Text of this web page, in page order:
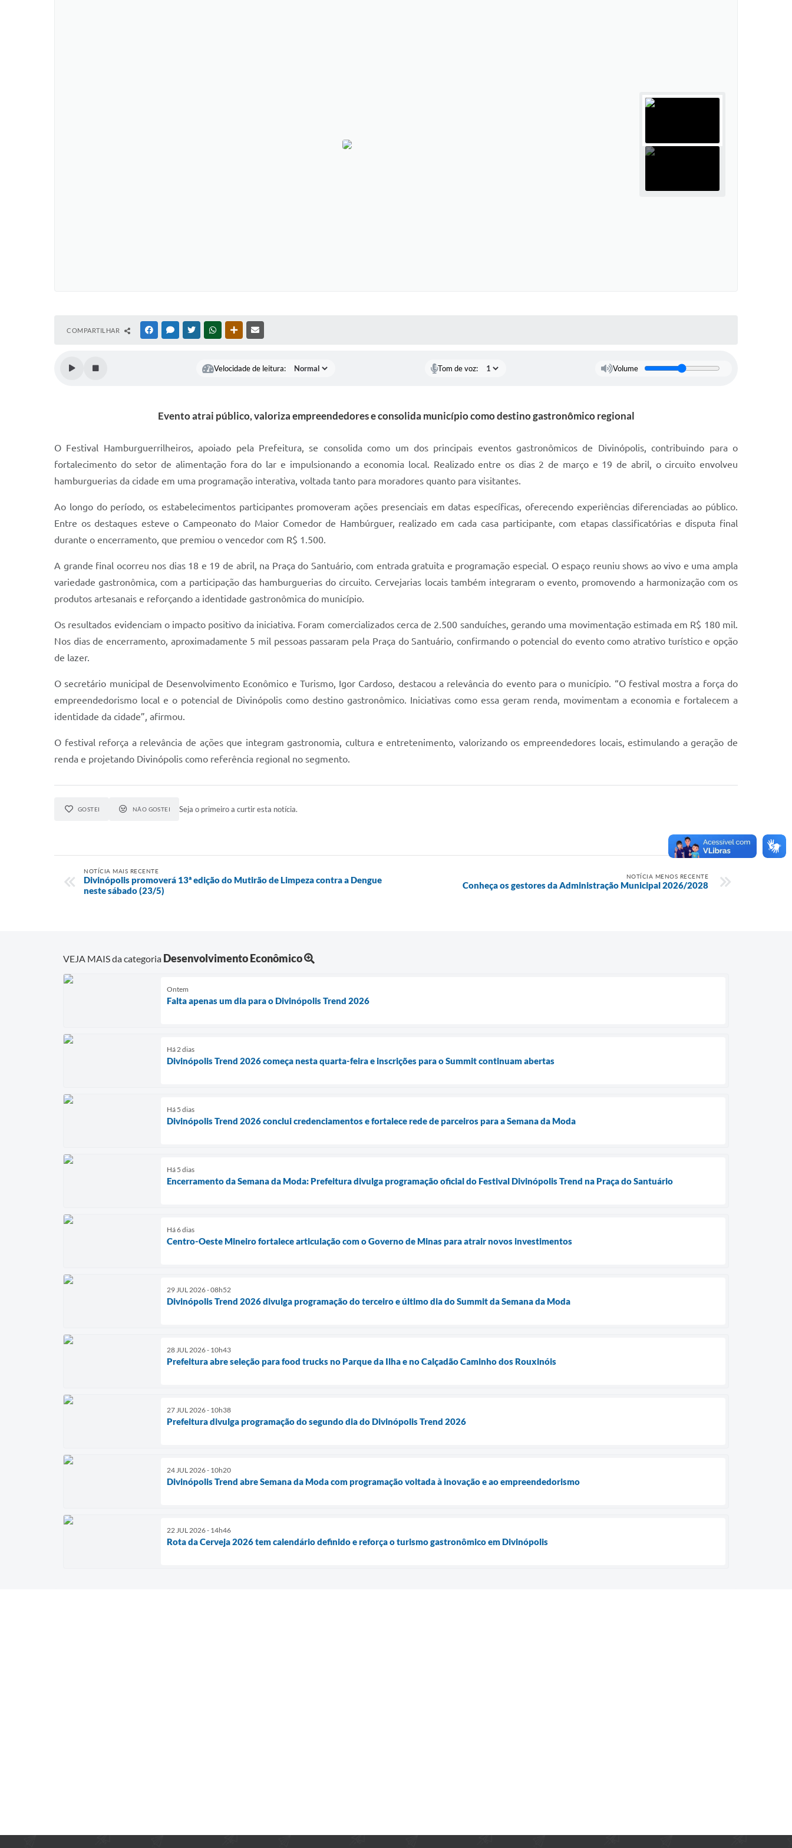
COMPARTILHAR FACEBOOKMESSENGER
TWITTERWHATSAPPOUTRAS MÍDIAS
Velocidade de leitura: Tom de voz: Volume
Evento atrai público, valoriza empreendedores e consolida município como destino gastronômico regional
O Festival Hamburguerrilheiros, apoiado pela Prefeitura, se consolida como um dos principais eventos gastronômicos de Divinópolis, contribuindo para o
fortalecimento do setor de alimentação fora do lar e impulsionando a economia local. Realizado entre os dias 2 de março e 19 de abril, o circuito envolveu
hamburguerias da cidade em uma programação interativa, voltada tanto para moradores quanto para visitantes.
Ao longo do período, os estabelecimentos participantes promoveram ações presenciais em datas específicas, oferecendo experiências diferenciadas ao público.
Entre os destaques esteve o Campeonato do Maior Comedor de Hambúrguer, realizado em cada casa participante, com etapas classificatórias e disputa final
durante o encerramento, que premiou o vencedor com R$ 1.500.
A grande final ocorreu nos dias 18 e 19 de abril, na Praça do Santuário, com entrada gratuita e programação especial. O espaço reuniu shows ao vivo e uma ampla
variedade gastronômica, com a participação das hamburguerias do circuito. Cervejarias locais também integraram o evento, promovendo a harmonização com os
produtos artesanais e reforçando a identidade gastronômica do município.
Os resultados evidenciam o impacto positivo da iniciativa. Foram comercializados cerca de 2.500 sanduíches, gerando uma movimentação estimada em R$ 180 mil.
Nos dias de encerramento, aproximadamente 5 mil pessoas passaram pela Praça do Santuário, confirmando o potencial do evento como atrativo turístico e opção
de lazer.
O secretário municipal de Desenvolvimento Econômico e Turismo, Igor Cardoso, destacou a relevância do evento para o município. “O festival mostra a força do
empreendedorismo local e o potencial de Divinópolis como destino gastronômico. Iniciativas como essa geram renda, movimentam a economia e fortalecem a
identidade da cidade”, afirmou.
O festival reforça a relevância de ações que integram gastronomia, cultura e entretenimento, valorizando os empreendedores locais, estimulando a geração de
renda e projetando Divinópolis como referência regional no segmento.
GOSTEI NÃO GOSTEI Seja o primeiro a curtir esta notícia.
NOTÍCIA MAIS RECENTE
Divinópolis promoverá 13ª edição do Mutirão de Limpeza contra a Dengue
neste sábado (23/5)
NOTÍCIA MENOS RECENTE
Conheça os gestores da Administração Municipal 2026/2028
VEJA MAIS da categoria Desenvolvimento Econômico
Ontem
Falta apenas um dia para o Divinópolis Trend 2026
Há 2 dias
Divinópolis Trend 2026 começa nesta quarta-feira e inscrições para o Summit continuam abertas
Há 5 dias
Divinópolis Trend 2026 conclui credenciamentos e fortalece rede de parceiros para a Semana da Moda
Há 5 dias
Encerramento da Semana da Moda: Prefeitura divulga programação oficial do Festival Divinópolis Trend na Praça do Santuário
Há 6 dias
Centro-Oeste Mineiro fortalece articulação com o Governo de Minas para atrair novos investimentos
29 JUL 2026 - 08h52
Divinópolis Trend 2026 divulga programação do terceiro e último dia do Summit da Semana da Moda
28 JUL 2026 - 10h43
Prefeitura abre seleção para food trucks no Parque da Ilha e no Calçadão Caminho dos Rouxinóis
27 JUL 2026 - 10h38
Prefeitura divulga programação do segundo dia do Divinópolis Trend 2026
24 JUL 2026 - 10h20
Divinópolis Trend abre Semana da Moda com programação voltada à inovação e ao empreendedorismo
22 JUL 2026 - 14h46
Rota da Cerveja 2026 tem calendário definido e reforça o turismo gastronômico em Divinópolis